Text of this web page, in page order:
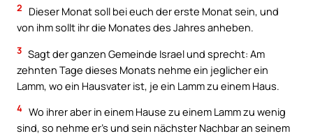
2
Dieser Monat soll bei euch der erste Monat sein, und
von ihm sollt ihr die Monates des Jahres anheben.
3 Sagt der ganzen Gemeinde Israel und sprecht: Am
zehnten Tage dieses Monats nehme ein jeglicher ein
Lamm, wo ein Hausvater ist, je ein Lamm zu einem Haus.
4 Wo ihrer aber in einem Hause zu einem Lamm zu wenig
sind, so nehme er’s und sein nächster Nachbar an seinem